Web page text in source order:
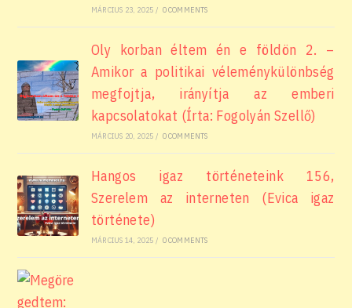
MÁRCIUS 23, 2025 / 0 COMMENTS
Oly korban éltem én e földön 2. –
Amikor a politikai véleménykülönbség
megfojtja, irányítja az emberi
kapcsolatokat (Írta: Fogolyán Szellő)
MÁRCIUS 20, 2025 / 0 COMMENTS
Hangos igaz történeteink 156,
Szerelem az interneten (Evica igaz
története)
MÁRCIUS 14, 2025 / 0 COMMENTS